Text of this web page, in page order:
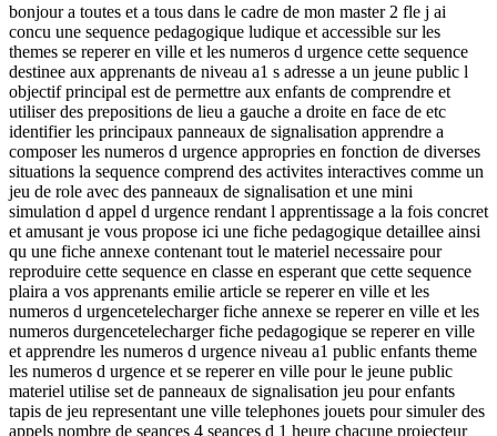
bonjour a toutes et a tous dans le cadre de mon master 2 fle j ai
concu une sequence pedagogique ludique et accessible sur les
themes se reperer en ville et les numeros d urgence cette sequence
destinee aux apprenants de niveau a1 s adresse a un jeune public l
objectif principal est de permettre aux enfants de comprendre et
utiliser des prepositions de lieu a gauche a droite en face de etc
identifier les principaux panneaux de signalisation apprendre a
composer les numeros d urgence appropries en fonction de diverses
situations la sequence comprend des activites interactives comme un
jeu de role avec des panneaux de signalisation et une mini
simulation d appel d urgence rendant l apprentissage a la fois concret
et amusant je vous propose ici une fiche pedagogique detaillee ainsi
qu une fiche annexe contenant tout le materiel necessaire pour
reproduire cette sequence en classe en esperant que cette sequence
plaira a vos apprenants emilie article se reperer en ville et les
numeros d urgencetelecharger fiche annexe se reperer en ville et les
numeros durgencetelecharger fiche pedagogique se reperer en ville
et apprendre les numeros d urgence niveau a1 public enfants theme
les numeros d urgence et se reperer en ville pour le jeune public
materiel utilise set de panneaux de signalisation jeu pour enfants
tapis de jeu representant une ville telephones jouets pour simuler des
appels nombre de seances 4 seances d 1 heure chacune projecteur